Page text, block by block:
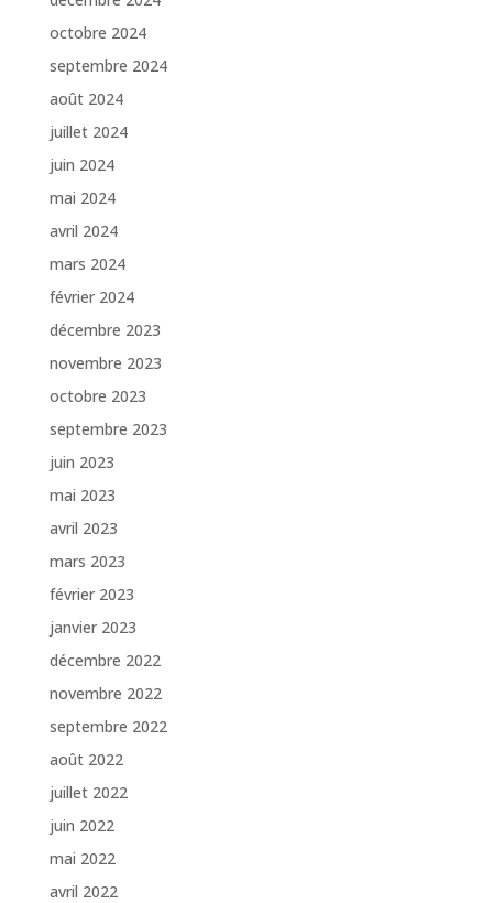
octobre 2024
septembre 2024
août 2024
juillet 2024
juin 2024
mai 2024
avril 2024
mars 2024
février 2024
décembre 2023
novembre 2023
octobre 2023
septembre 2023
juin 2023
mai 2023
avril 2023
mars 2023
février 2023
janvier 2023
décembre 2022
novembre 2022
septembre 2022
août 2022
juillet 2022
juin 2022
mai 2022
avril 2022